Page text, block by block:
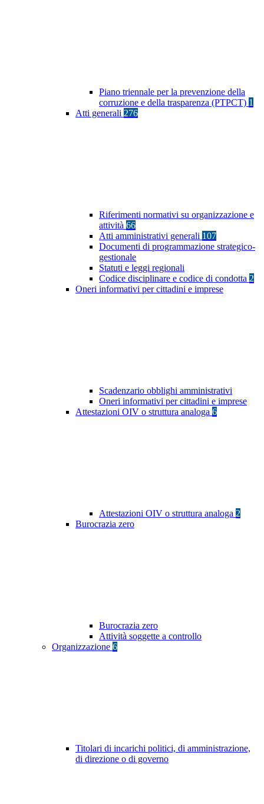
Piano triennale per la prevenzione della
corruzione e della trasparenza (PTPCT) 1
Atti generali 276
Riferimenti normativi su organizzazione e
attività 66
Atti amministrativi generali 107
Documenti di programmazione strategico-
gestionale
Statuti e leggi regionali
Codice disciplinare e codice di condotta 2
Oneri informativi per cittadini e imprese
Scadenzario obblighi amministrativi
Oneri informativi per cittadini e imprese
Attestazioni OIV o struttura analoga 6
Attestazioni OIV o struttura analoga 2
Burocrazia zero
Burocrazia zero
Attività soggette a controllo
Organizzazione 6
Titolari di incarichi politici, di amministrazione,
di direzione o di governo